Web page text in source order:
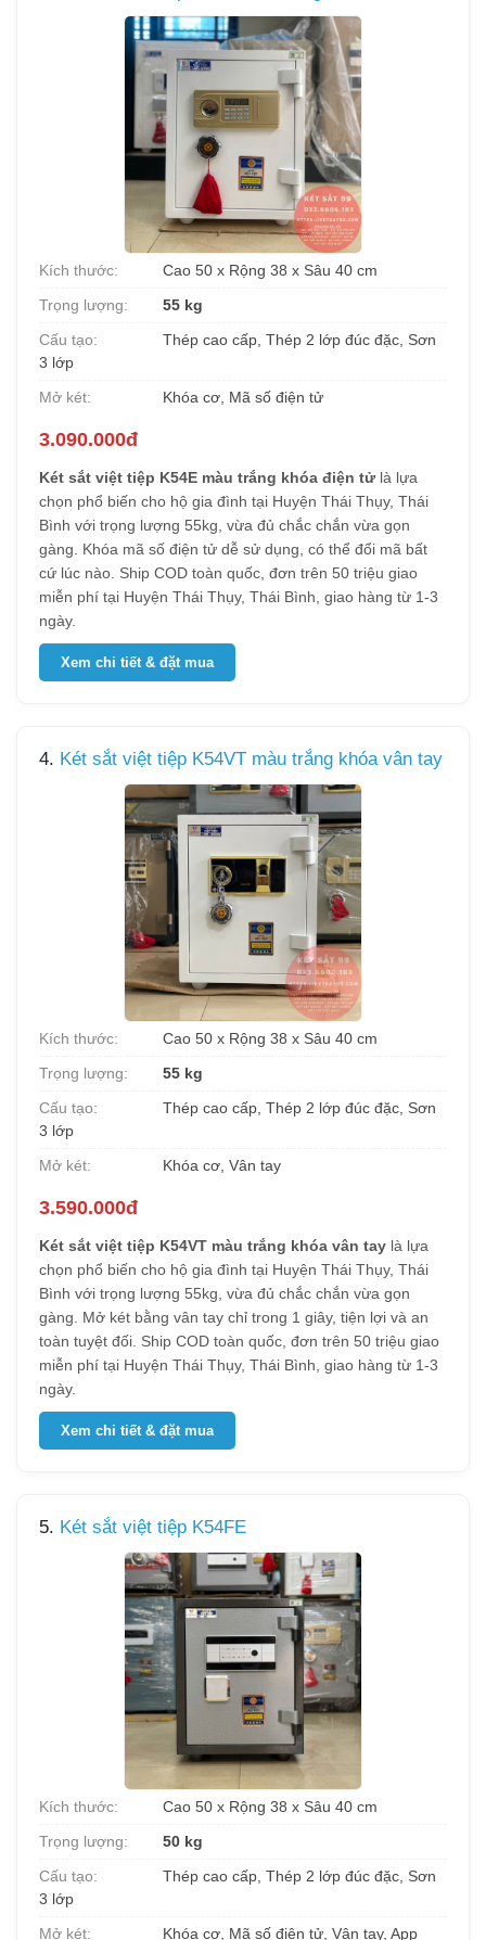
Kích thước:
Cao 50 x Rộng 38 x Sâu 40 cm
Trọng lượng:
55 kg
Cấu tạo:
Thép cao cấp, Thép 2 lớp đúc đặc, Sơn
3 lớp
Mở két:
Khóa cơ, Mã số điện tử
3.090.000đ
Két sắt việt tiệp K54E màu trắng khóa điện tửlà lựa
chọn phổ biến cho hộ gia đình tại Huyện Thái Thụy, Thái
Bình với trọng lượng 55kg, vừa đủ chắc chắn vừa gọn
gàng. Khóa mã số điện tử dễ sử dụng, có thể đổi mã bất
cứ lúc nào. Ship COD toàn quốc, đơn trên 50 triệu giao
miễn phí tại Huyện Thái Thụy, Thái Bình, giao hàng từ 1-3
ngày.
Xem chi tiết & đặt mua
4. Két sắt việt tiệp K54VT màu trắng khóa vân tay
Kích thước:
Cao 50 x Rộng 38 x Sâu 40 cm
Trọng lượng:
55 kg
Cấu tạo:
Thép cao cấp, Thép 2 lớp đúc đặc, Sơn
3 lớp
Mở két:
Khóa cơ, Vân tay
3.590.000đ
Két sắt việt tiệp K54VT màu trắng khóa vân tay là lựa
chọn phổ biến cho hộ gia đình tại Huyện Thái Thụy, Thái
Bình với trọng lượng 55kg, vừa đủ chắc chắn vừa gọn
gàng. Mở két bằng vân tay chỉ trong 1 giây, tiện lợi và an
toàn tuyệt đối. Ship COD toàn quốc, đơn trên 50 triệu giao
miễn phí tại Huyện Thái Thụy, Thái Bình, giao hàng từ 1-3
ngày.
Xem chi tiết & đặt mua
5. Két sắt việt tiệp K54FE
Kích thước:
Cao 50 x Rộng 38 x Sâu 40 cm
Trọng lượng:
50 kg
Cấu tạo:
Thép cao cấp, Thép 2 lớp đúc đặc, Sơn
3 lớp
Mở két:
Khóa cơ, Mã số điện tử, Vân tay, App